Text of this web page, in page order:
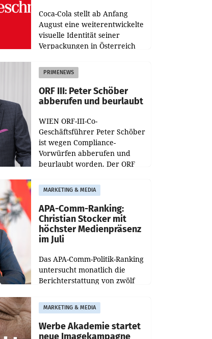
Coca-Cola stellt ab Anfang
August eine weiterentwickelte
visuelle Identität seiner
Verpackungen in Österreich
Redesigns stehen zentrale
Gestaltungselemente
PRIMENEWS
ORF III: Peter Schöber
abberufen und beurlaubt
WIEN ORF-III-Co-
Geschäftsführer Peter Schöber
ist wegen Compliance-
Vorwürfen abberufen und
beurlaubt worden. Der ORF
entsprechende
Medienberichte.
MARKETING & MEDIA
APA-Comm-Ranking:
Christian Stocker mit
höchster Medienpräsenz
im Juli
Das APA-Comm-Politik-Ranking
untersucht monatlich die
Berichterstattung von zwölf
Tageszeitungen und analysiert,
welche Politikerinnen und
Politiker Österreichs die
MARKETING & MEDIA
Werbe Akademie startet
neue Imagekampagne